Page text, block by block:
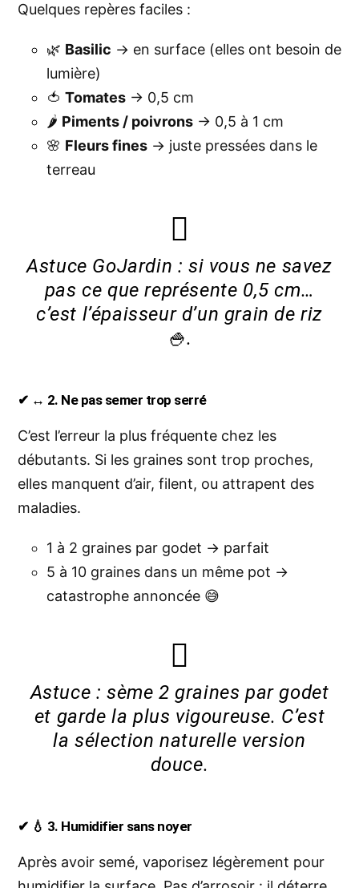
Quelques repères faciles :
🌿 Basilic → en surface (elles ont besoin de
lumière)
🍅 Tomates → 0,5 cm
🌶️ Piments / poivrons → 0,5 à 1 cm
🌸 Fleurs fines → juste pressées dans le
terreau
Astuce GoJardin : si vous ne savez
pas ce que représente 0,5 cm…
c’est l’épaisseur d’un grain de riz
🍚.
✔ ↔️ 2. Ne pas semer trop serré
C’est l’erreur la plus fréquente chez les
débutants. Si les graines sont trop proches,
elles manquent d’air, filent, ou attrapent des
maladies.
1 à 2 graines par godet → parfait
5 à 10 graines dans un même pot →
catastrophe annoncée 😅
Astuce : sème 2 graines par godet
et garde la plus vigoureuse. C’est
la sélection naturelle version
douce.
✔ 💧 3. Humidifier sans noyer
Après avoir semé, vaporisez légèrement pour